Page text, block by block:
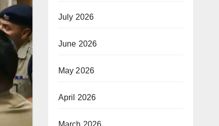
July 2026
June 2026
May 2026
April 2026
March 2026